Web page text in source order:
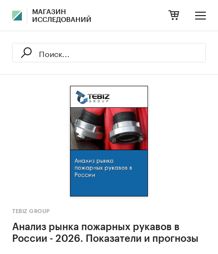
МАГАЗИН
ИССЛЕДОВАНИЙ
TEBIZ GROUP
Анализ рынка пожарных рукавов в
России - 2026. Показатели и прогнозы